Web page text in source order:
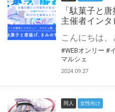
「駄菓子と
主催者イン
#WEBオンリー #
マルシェ
2024.09.27
同人 女性向け